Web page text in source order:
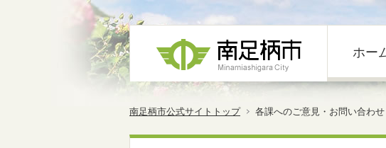
ホー
南足柄市公式サイトトップ 各課へのご意見・お問い合わせ